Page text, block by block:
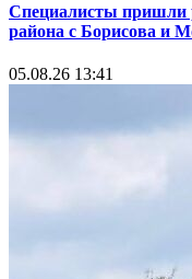
Специалисты
района с Борисова и
05.08.26 13:41